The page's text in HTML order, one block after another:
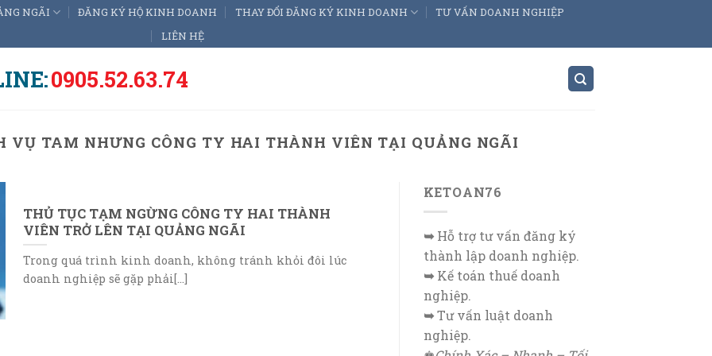
NGÃI ĐĂNG KÝ HỘ KINH DOANH THAY ĐỔI ĐĂNG KÝ KINH DOANH
TƯ VẤN DOANH NGHIỆP
LIÊN HỆ
0905.52.63.74
VỤ TAM NHƯNG CÔNG TY HAI THÀNH VIÊN TẠI QUẢNG NGÃI
THỦ TỤC TẠM NGỪNG CÔNG TY HAI THÀNH
VIÊN TRỞ LÊN TẠI QUẢNG NGÃI
Trong quá trình kinh doanh, không tránh khỏi đôi lúc
doanh nghiệp sẽ gặp phải[...]
KETOAN76
➥Hỗ trợ tư vấn đăng ký
thành lập doanh nghiệp.
➥Kế toán thuế doanh
nghiệp.
➥Tư vấn luật doanh
nghiệp.